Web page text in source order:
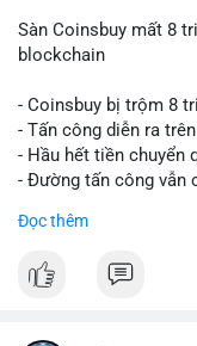
Sàn Coinsbuy mất 8
blockchain
- Coinsbuy bị trộm 8
- Tấn công diễn ra
- Hầu hết tiền chuyển
- Đường tấn công vẫn
#binancesquare
$trx $eth
Đọc thêm